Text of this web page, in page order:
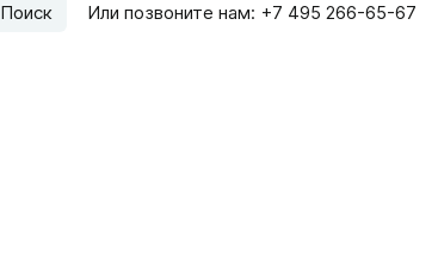
Поиск Или позвоните нам: +7 495 266-65-67